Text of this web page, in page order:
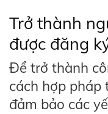
Trở thành
được đăng
Để trở thành
cách hợp pháp
đảm bảo các